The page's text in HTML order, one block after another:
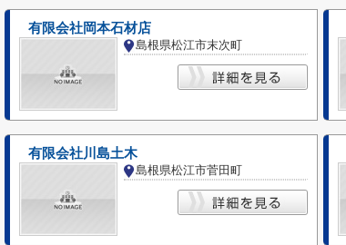
有限会社岡本石材店
島根県松江市末次町
有限会社川島土木
島根県松江市菅田町